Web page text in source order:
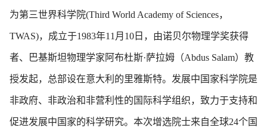
为第三世界科学院(Third World Academy of Sciences，
TWAS)，成立于1983年11月10日，由诺贝尔物理学奖获得
者、巴基斯坦物理学家阿布杜斯·萨拉姆（Abdus Salam）教
授发起，总部设在意大利的里雅斯特。发展中国家科学院是
非政府、非政治和非营利性的国际科学组织，致力于支持和
促进发展中国家的科学研究。本次增选院士来自全球24个国